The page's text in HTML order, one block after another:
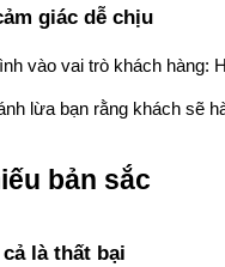
giác dễ chịu
vào vai trò khách
lừa bạn rằng khách sẽ
bản sắc
là thất bại